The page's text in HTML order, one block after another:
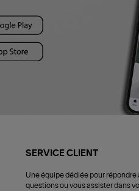
SERVICE CLIENT
Une équipe dédiée pour répondre
questions ou vous assister dans